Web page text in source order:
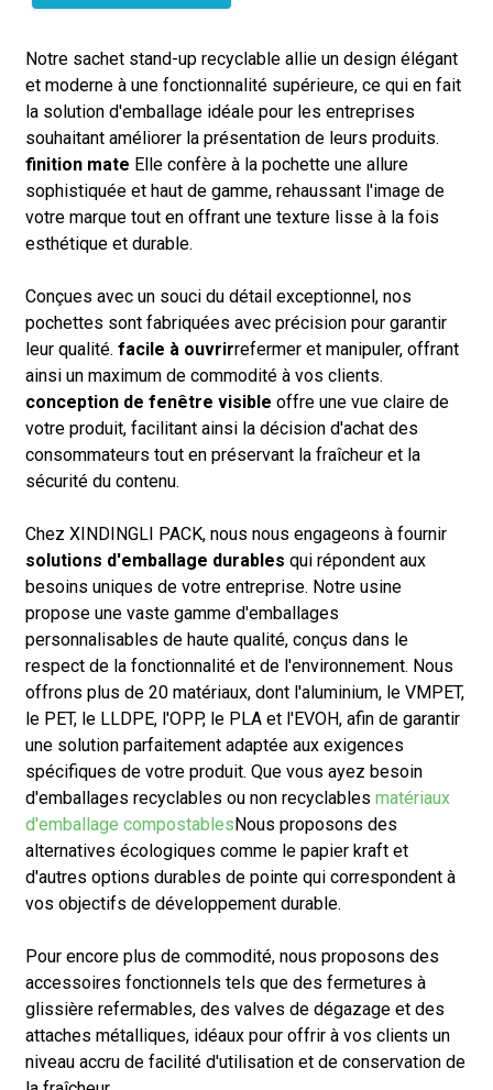
Notre sachet stand-up recyclable allie un design élégant
et moderne à une fonctionnalité supérieure, ce qui en fait
la solution d'emballage idéale pour les entreprises
souhaitant améliorer la présentation de leurs produits.
finition mate Elle confère à la pochette une allure
sophistiquée et haut de gamme, rehaussant l'image de
votre marque tout en offrant une texture lisse à la fois
esthétique et durable.
Conçues avec un souci du détail exceptionnel, nos
pochettes sont fabriquées avec précision pour garantir
leur qualité. facile à ouvrirrefermer et manipuler, offrant
ainsi un maximum de commodité à vos clients.
conception de fenêtre visible offre une vue claire de
votre produit, facilitant ainsi la décision d'achat des
consommateurs tout en préservant la fraîcheur et la
sécurité du contenu.
Chez XINDINGLI PACK, nous nous engageons à fournir
solutions d'emballage durables qui répondent aux
besoins uniques de votre entreprise. Notre usine
propose une vaste gamme d'emballages
personnalisables de haute qualité, conçus dans le
respect de la fonctionnalité et de l'environnement. Nous
offrons plus de 20 matériaux, dont l'aluminium, le VMPET,
le PET, le LLDPE, l'OPP, le PLA et l'EVOH, afin de garantir
une solution parfaitement adaptée aux exigences
spécifiques de votre produit. Que vous ayez besoin
d'emballages recyclables ou non recyclables matériaux
d'emballage compostablesNous proposons des
alternatives écologiques comme le papier kraft et
d'autres options durables de pointe qui correspondent à
vos objectifs de développement durable.
Pour encore plus de commodité, nous proposons des
accessoires fonctionnels tels que des fermetures à
glissière refermables, des valves de dégazage et des
attaches métalliques, idéaux pour offrir à vos clients un
niveau accru de facilité d'utilisation et de conservation de